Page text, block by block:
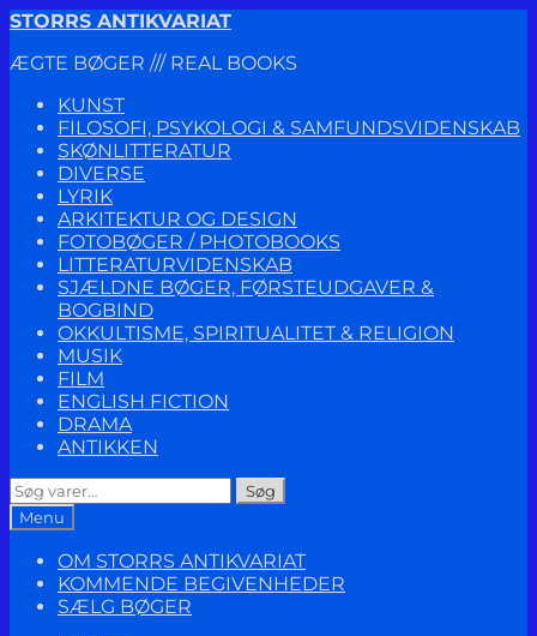
Spring
navigation
Spring
indhold
STORRS ANTIKVARIAT
ÆGTE BØGER /// REAL BOOKS
KUNST
FILOSOFI, PSYKOLOGI & SAMFUNDSVIDENSKAB
SKØNLITTERATUR
DIVERSE
LYRIK
ARKITEKTUR OG DESIGN
FOTOBØGER / PHOTOBOOKS
LITTERATURVIDENSKAB
SJÆLDNE BØGER, FØRSTEUDGAVER &
BOGBIND
OKKULTISME, SPIRITUALITET & RELIGION
MUSIK
FILM
ENGLISH FICTION
DRAMA
ANTIKKEN
Søg
efter:
Søg
Menu
OM STORRS ANTIKVARIAT
KOMMENDE BEGIVENHEDER
SÆLG BØGER